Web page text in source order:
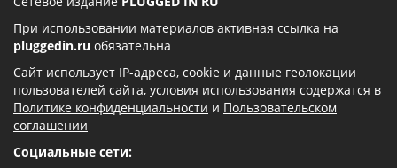
При использовании материалов активная ссылка на
pluggedin.ru обязательна
Сайт использует IP-адреса, cookie и данные геолокации
пользователей сайта, условия использования содержатся в
Политике конфиденциальности и Пользовательском
соглашении
Социальные сети: